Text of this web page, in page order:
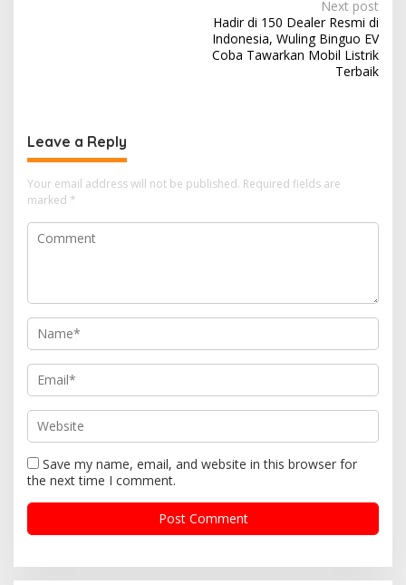
Next post
Hadir di 150 Dealer Resmi di
Indonesia, Wuling Binguo EV
Coba Tawarkan Mobil Listrik
Terbaik
Leave a Reply
Your email address will not be published. Required fields are
marked *
Save my name, email, and website in this browser for
the next time I comment.